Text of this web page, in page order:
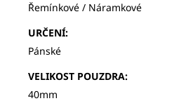
Řemínkové / Náramkové
URČENÍ:
Pánské
VELIKOST POUZDRA:
40mm